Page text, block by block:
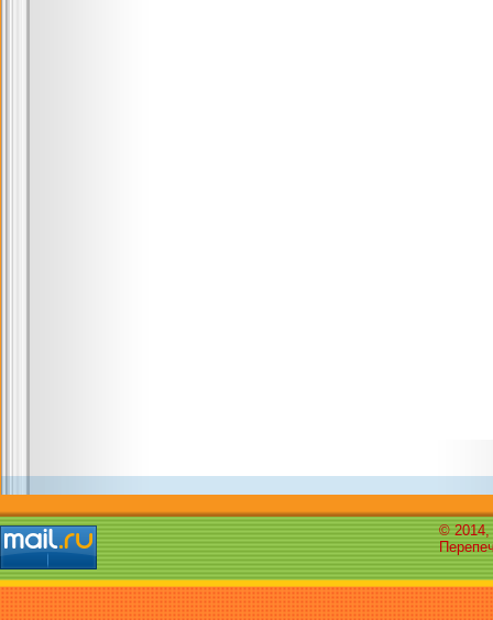
© 2014,